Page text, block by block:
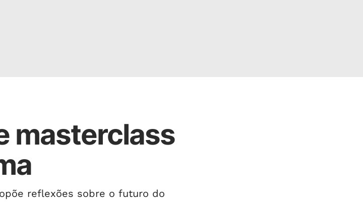
masterclass
reflexões sobre o futuro do